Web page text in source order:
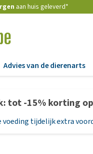
aan huis geleverd*
Hondenbrokken
Natvoer
Advies van de dierenarts
tot -15% korting
voeding tijdelijk extra